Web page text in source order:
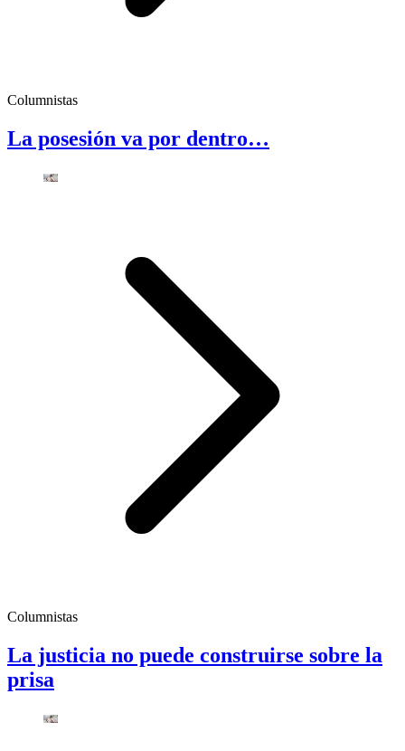
Columnistas
La posesión va por dentro…
Columnistas
La justicia no puede construirse sobre la
prisa